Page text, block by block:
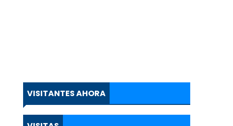
VISITANTES AHORA